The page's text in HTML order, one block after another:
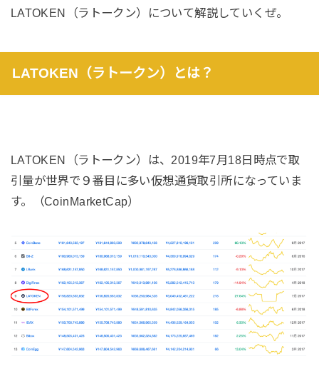
LATOKEN（ラトークン）について解説していくぜ。
LATOKEN（ラトークン）とは？
LATOKEN（ラトークン）は、2019年7月18日時点で取
引量が世界で９番目に多い仮想通貨取引所になっていま
す。（CoinMarketCap）